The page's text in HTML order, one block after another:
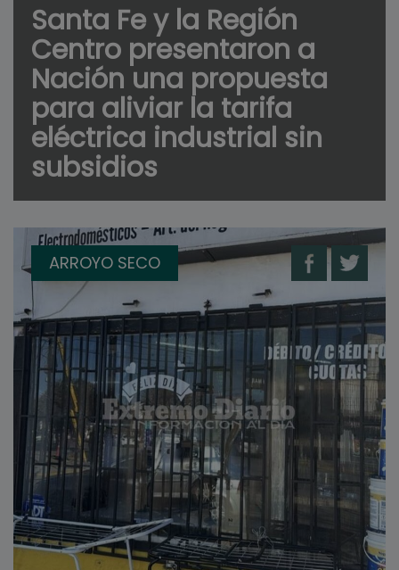
Santa Fe y la Región
Centro presentaron a
Nación una propuesta
para aliviar la tarifa
eléctrica industrial sin
subsidios
ARROYO SECO